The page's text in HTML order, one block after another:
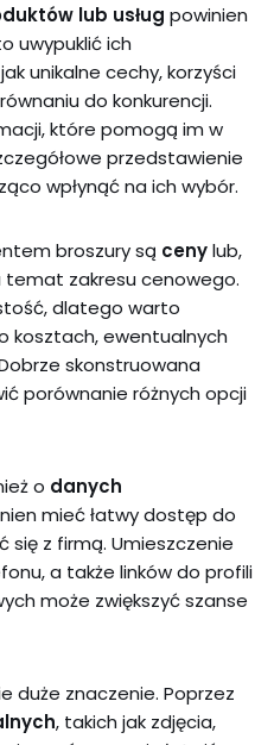
lub usług powinien
uwypuklić ich
unikalne cechy, korzyści
do konkurencji.
które pomogą im w
przedstawienie
wpłynąć na ich wybór.
broszury są cenylub,
temat zakresu cenowego.
dlatego warto
kosztach, ewentualnych
skonstruowana
porównanie różnych opcji
o danych
mieć łatwy dostęp do
się z firmą. Umieszczenie
a także linków do profili
może zwiększyć szanse
duże znaczenie. Poprzez
, takich jak zdjęcia,